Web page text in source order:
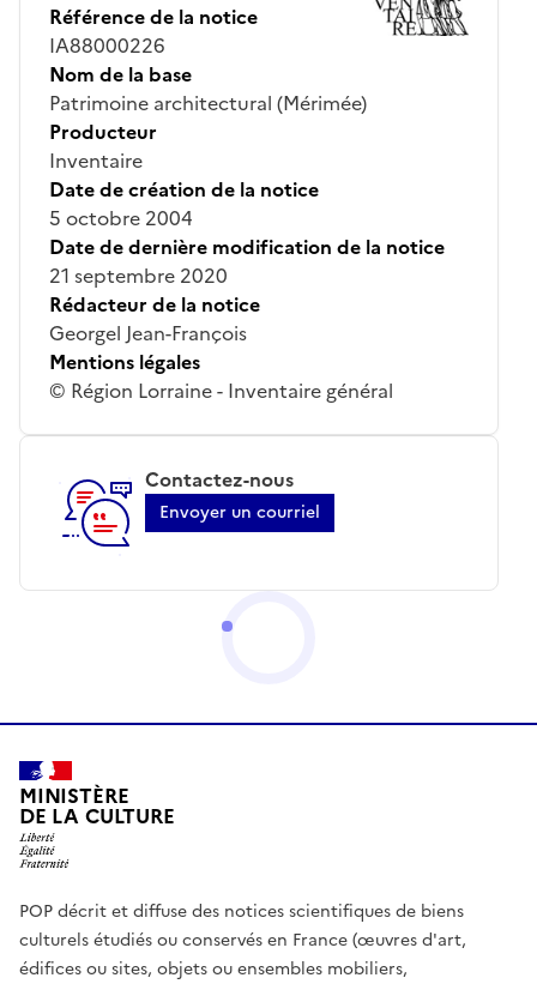
Référence de la notice
IA88000226
Nom de la base
Patrimoine architectural (Mérimée)
Producteur
Inventaire
Date de création de la notice
5 octobre 2004
Date de dernière modification de la notice
21 septembre 2020
Rédacteur de la notice
Georgel Jean-François
Mentions légales
© Région Lorraine - Inventaire général
Contactez-nous
Envoyer un courriel
MINISTÈRE
DE LA CULTURE
POP décrit et diffuse des notices scientifiques de biens
culturels étudiés ou conservés en France (œuvres d'art,
édifices ou sites, objets ou ensembles mobiliers,